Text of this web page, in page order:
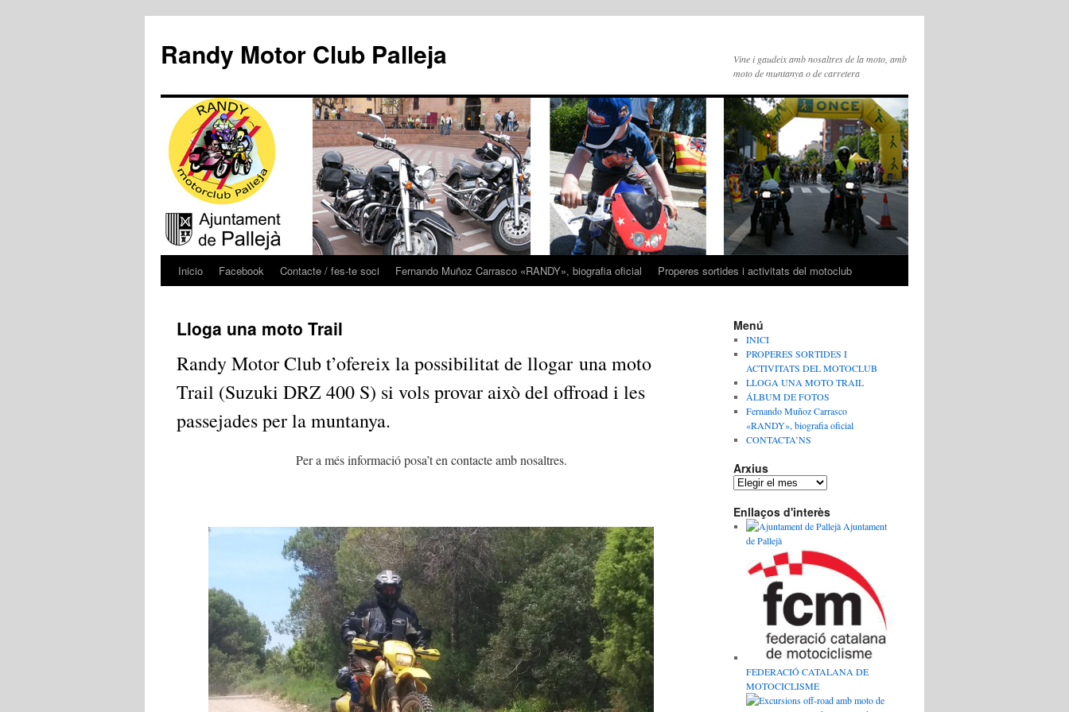
Randy Motor Club Palleja
Vine i gaudeix amb nosaltres de la moto, amb
moto de muntanya o de carretera
Inicio Facebook Contacte / fes-te soci Fernando Muñoz Carrasco «RANDY», biografia oficial Properes sortides i activitats del motoclub
Lloga una moto Trail
RandyMotorClubt’ofereixla possibilitat de llogar una moto
Trail (Suzuki DRZ 400 S) si volsprovar això del offroad i les
passejades per la muntanya.
Per a més informació posa’t en contacte amb nosaltres.
Menú
INICI
PROPERES SORTIDES I
ACTIVITATS DEL MOTOCLUB
LLOGA UNA MOTO TRAIL
ÁLBUM DE FOTOS
Fernando Muñoz Carrasco
«RANDY», biografia oficial
CONTACTA’NS
Arxius
Enllaços d'interès
Ajuntament
de Pallejà
FEDERACIÓ CATALANA DE
MOTOCICLISME